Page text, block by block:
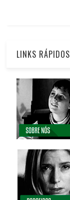
LINKS RÁPIDOS